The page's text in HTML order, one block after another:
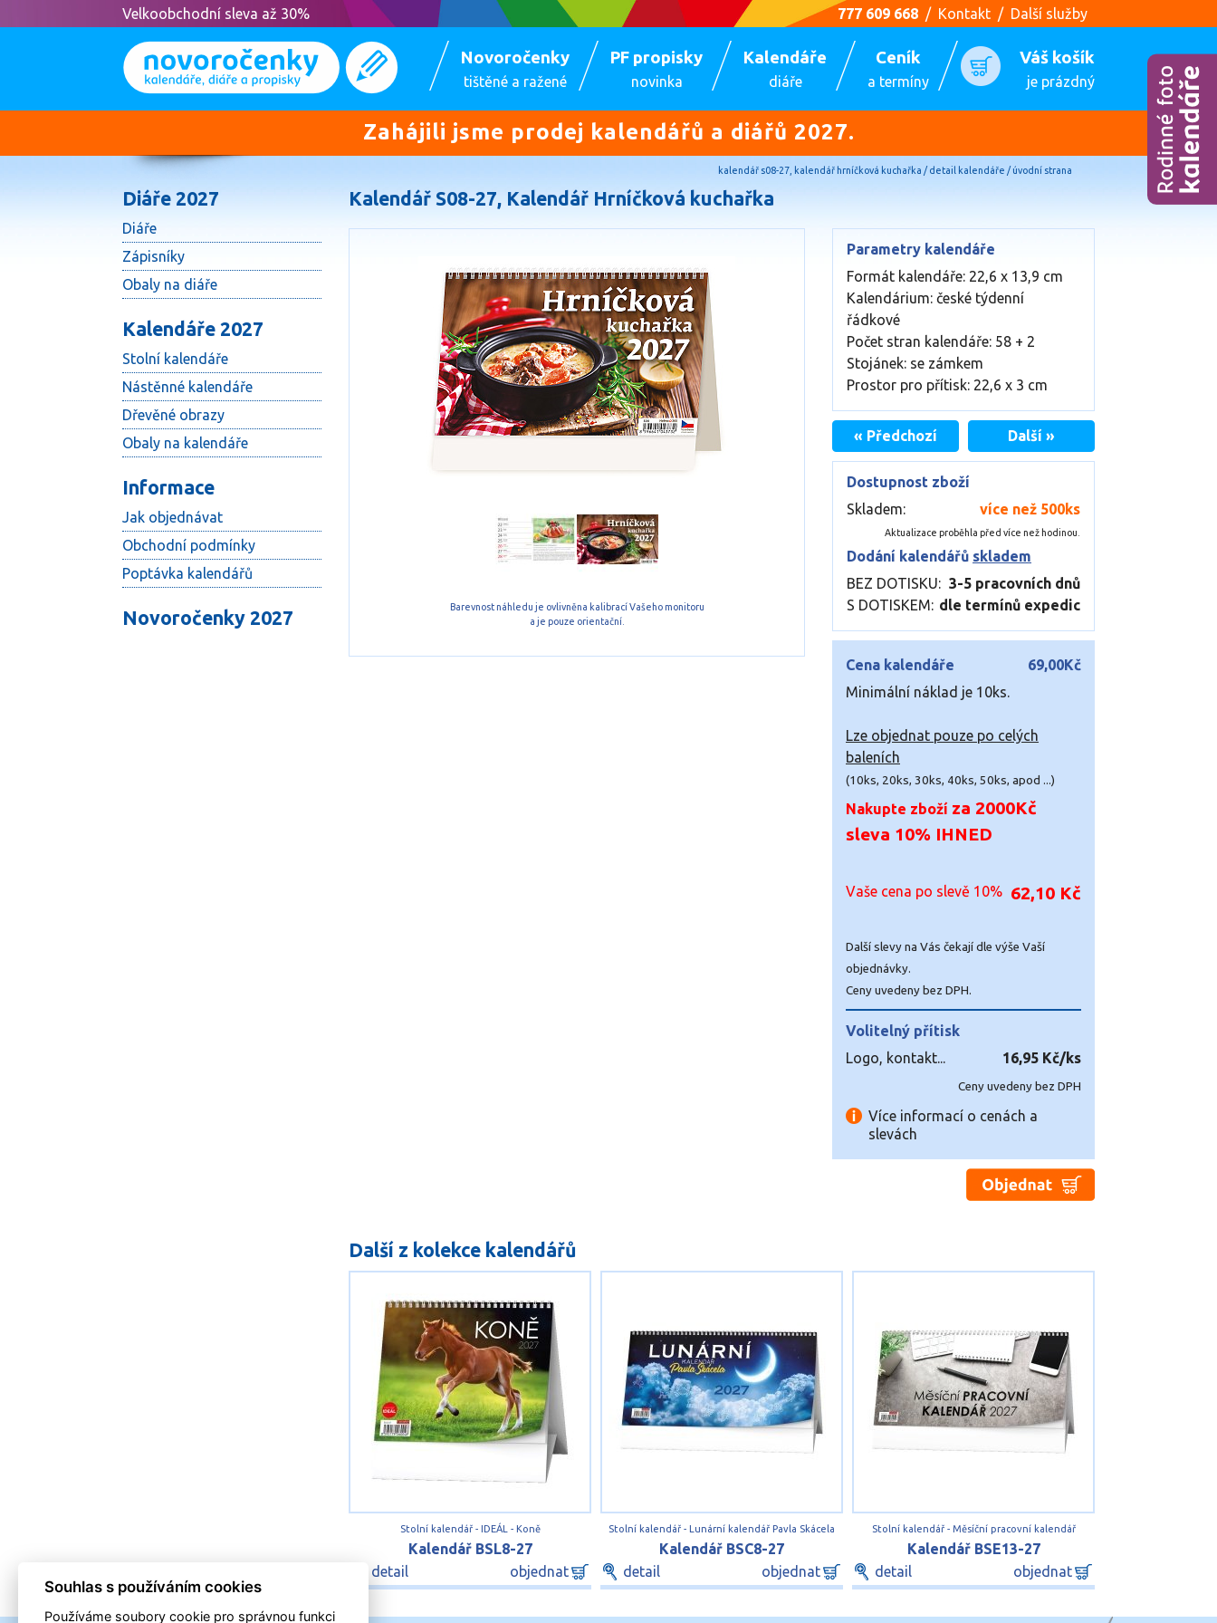
Velkoobchodní sleva až 30% 777 609 668 / Kontakt / Další služby
Novoročenky
tištěné a ražené
PF propisky
novinka
Kalendáře
diáře
Ceník
a termíny
Váš košík
je prázdný
Zahájili jsme prodej kalendářů a diářů 2027.
kalendář s08-27, kalendář hrníčková kuchařka / detail kalendáře / úvodní strana
Diáře 2027
Diáře
Zápisníky
Obaly na diáře
Kalendáře 2027
Stolní kalendáře
Nástěnné kalendáře
Dřevěné obrazy
Obaly na kalendáře
Informace
Jak objednávat
Obchodní podmínky
Poptávka kalendářů
Novoročenky 2027
Kalendář S08-27, Kalendář Hrníčková kuchařka
Barevnost náhledu je ovlivněna kalibrací Vašeho monitoru
a je pouze orientační.
Parametry kalendáře
Formát kalendáře: 22,6 x 13,9 cm
Kalendárium: české týdenní
řádkové
Počet stran kalendáře: 58 + 2
Stojánek: se zámkem
Prostor pro přítisk: 22,6 x 3 cm
« Předchozí Další »
Dostupnost zboží
Skladem:
více než 500ks
Aktualizace proběhla před více než hodinou.
Dodání kalendářů skladem
BEZ DOTISKU: 3-5 pracovních dnů
S DOTISKEM: dle termínů expedic
Cena kalendáře
69,00Kč
Minimální náklad je 10ks.
Lze objednat pouze po celých
baleních
(10ks, 20ks, 30ks, 40ks, 50ks, apod ...)
Nakupte zboží za 2000Kč
sleva 10% IHNED
Vaše cena po slevě 10% 62,10 Kč
Další slevy na Vás čekají dle výše Vaší
objednávky.
Ceny uvedeny bez DPH.
Volitelný přítisk
Logo, kontakt...
16,95 Kč/ks
Ceny uvedeny bez DPH
Více informací o cenách a
slevách
Další z kolekce kalendářů
Stolní kalendář - IDEÁL - Koně
Kalendář BSL8-27
detail
objednat
Stolní kalendář - Lunární kalendář Pavla Skácela
Kalendář BSC8-27
detail
objednat
Stolní kalendář - Měsíční pracovní kalendář
Kalendář BSE13-27
detail
objednat
Souhlas s používáním cookies
Používáme soubory cookie pro správnou funkci